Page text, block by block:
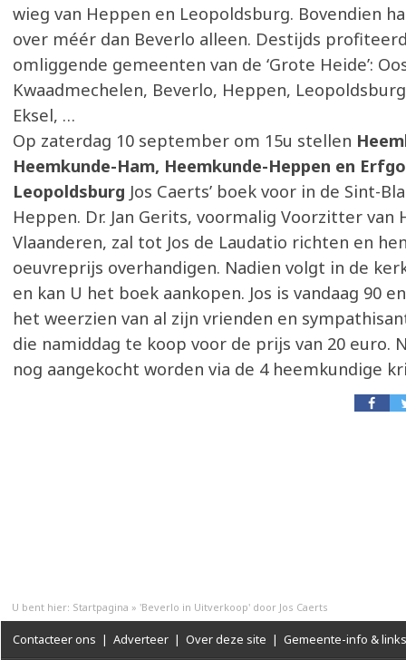
wieg van Heppen en Leopoldsburg. Bovendien
over méér dan Beverlo alleen. Destijds
omliggende gemeenten van de ‘Grote Heide’:
Kwaadmechelen, Beverlo, Heppen,
Eksel, …
Op zaterdag 10 september om 15u stellen
Heemkunde-Ham, Heemkunde-Heppen en
Leopoldsburg Jos Caerts’ boek voor in de Sint-
Heppen. Dr. Jan Gerits, voormalig Voorzitter van
Vlaanderen, zal tot Jos de Laudatio richten en
oeuvreprijs overhandigen. Nadien volgt in de
en kan U het boek aankopen. Jos is vandaag 90
het weerzien van al zijn vrienden en
die namiddag te koop voor de prijs van 20 euro.
nog aangekocht worden via de 4 heemkundige
U bent hier: Startpagina » 'Beverlo in Uitverkoop' door Jos Caerts
Contacteer ons | Adverteer | Over deze site | Gemeente-info & links